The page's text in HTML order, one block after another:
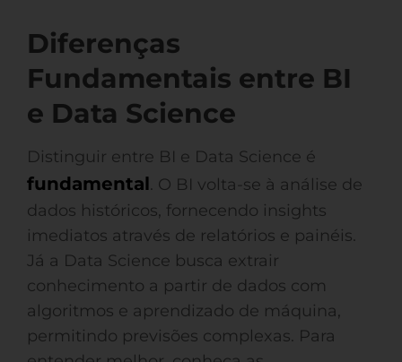
Diferenças
Fundamentais entre BI
e Data Science
Distinguir entre BI e Data Science é
fundamental. O BI volta-se à análise de
dados históricos, fornecendo insights
imediatos através de relatórios e painéis.
Já a Data Science busca extrair
conhecimento a partir de dados com
algoritmos e aprendizado de máquina,
permitindo previsões complexas. Para